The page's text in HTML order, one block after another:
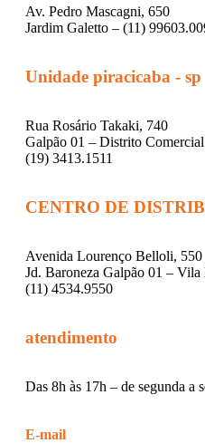
Av. Pedro Mascagni, 650
Jardim Galetto – (11)
Unidade piracicaba - sp
Rua Rosário Takaki, 740
Galpão 01 – Distrito
(19) 3413.1511
CENTRO DE
Avenida Lourenço Belloli, 550
Jd. Baroneza Galpão 01 –
(11) 4534.9550
atendimento
Das 8h às 17h – de segunda a
E-mail